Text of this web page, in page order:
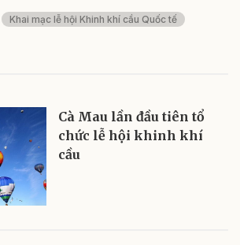
Khai mạc lễ hội Khinh khí cầu Quốc tế
Cà Mau lần đầu tiên tổ
chức lễ hội khinh khí
cầu